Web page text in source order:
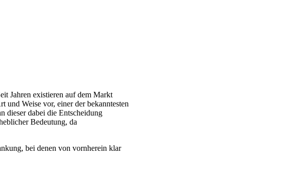
Jahren existieren auf dem Markt
und Weise vor, einer der bekanntesten
dieser dabei die Entscheidung
Bedeutung, da
bei denen von vornherein klar